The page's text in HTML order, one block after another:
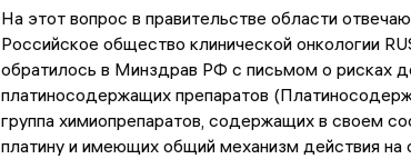
На этот вопрос в правительстве области
Российское общество клинической онкологии
обратилось в Минздрав РФ с письмом о рисках
платиносодержащих препаратов
группа химиопрепаратов, содержащих в своем
платину и имеющих общий механизм действия на